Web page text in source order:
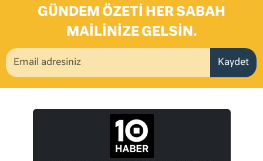
GÜNDEM ÖZETI HER SABAH
MAILINIZE GELSIN.
Kaydet